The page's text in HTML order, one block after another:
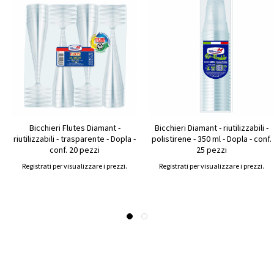
Bicchieri Flutes Diamant -
riutilizzabili - trasparente - Dopla -
conf. 20 pezzi
Registrati per visualizzare i prezzi.
Bicchieri Diamant - riutilizzabili -
polistirene - 350 ml - Dopla - conf.
25 pezzi
Registrati per visualizzare i prezzi.